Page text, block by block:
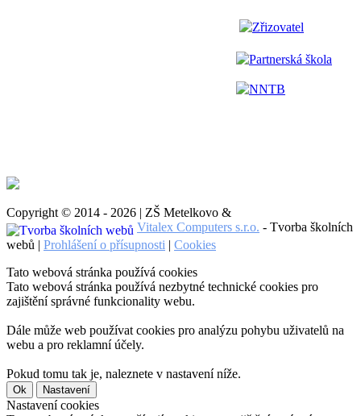
Zřizovatel
Partnerská škola
NNTB
Copyright © 2014 - 2026 | ZŠ Metelkovo &
Vitalex Computers s.r.o. - Tvorba školních
webů | Prohlášení o přísupnosti | Cookies
Tato webová stránka používá cookies
Tato webová stránka používá nezbytné technické cookies pro
zajištění správné funkcionality webu.
Dále může web používat cookies pro analýzu pohybu uživatelů na
webu a pro reklamní účely.
Pokud tomu tak je, naleznete v nastavení níže.
Ok Nastavení
Nastavení cookies